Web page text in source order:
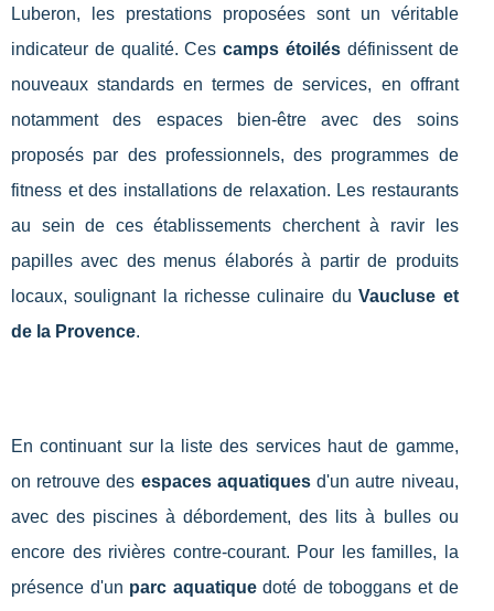
Luberon, les prestations proposées sont un véritable
indicateur de qualité. Cescamps étoilés définissent de
nouveaux standards en termes de services, en offrant
notamment des espaces bien-être avec des soins
proposés par des professionnels, des programmes de
fitness et des installations de relaxation. Les restaurants
au sein de ces établissements cherchent à ravir les
papilles avec des menus élaborés à partir de produits
locaux, soulignant la richesse culinaire duVaucluse et
de la Provence.
En continuant sur la liste des services haut de gamme,
on retrouve des espaces aquatiquesd'un autre niveau,
avec des piscines à débordement, des lits à bulles ou
encore des rivières contre-courant. Pour les familles, la
présence d'un parc aquatiquedoté de toboggans et de